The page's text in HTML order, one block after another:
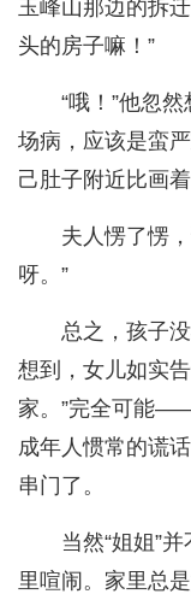
玉峰山那边的拆
头的房子嘛！”
“哦！”他忽
场病，应该是蛮
己肚子附近比画
夫人愣了愣
呀。”
总之，孩子
想到，女儿如实
家。”完全可能
成年人惯常的谎
串门了。
当然“姐姐”
里喧闹。家里总